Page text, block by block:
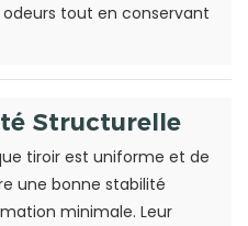
tout en conservant
Structurelle
tiroir est uniforme et de
une bonne stabilité
minimale. Leur